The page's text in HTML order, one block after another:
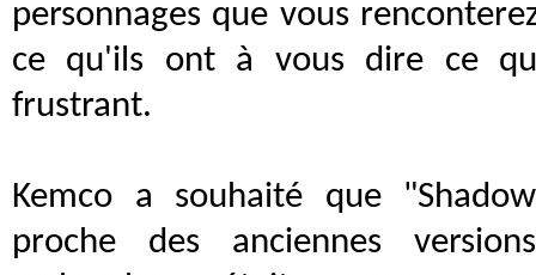
personnages que vous
ce qu'ils ont à vous dire ce
frustrant.
Kemco a souhaité que
proche des anciennes